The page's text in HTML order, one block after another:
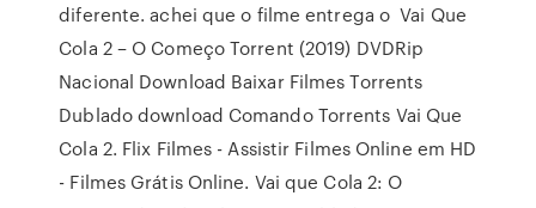
diferente. achei que o filme entrega o Vai Que
Cola 2 – O Começo Torrent (2019) DVDRip
Nacional Download Baixar Filmes Torrents
Dublado download Comando Torrents Vai Que
Cola 2. Flix Filmes - Assistir Filmes Online em HD
- Filmes Grátis Online. Vai que Cola 2: O